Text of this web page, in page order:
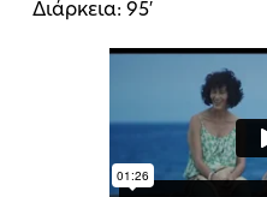
Διάρκεια: 95′